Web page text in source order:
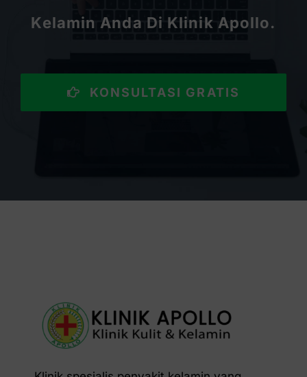
Kelamin Anda Di Klinik Apollo.
KONSULTASI GRATIS